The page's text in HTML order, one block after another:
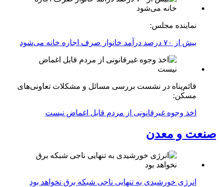
نماینده مجلس:
بیش از ۷۰ درصد درآمد خانوار صرف اجاره خانه می‌شود
قائم‌پناه در نشست بررسی مسائل و مشکلات تعاونی‌های
مسکن:
اخذ وجوه غیرقانونی از مردم قابل اغماض نیست
صنعت و معدن
انرژی خورشیدی به تنهایی ناجی شبکه برق نخواهد بود